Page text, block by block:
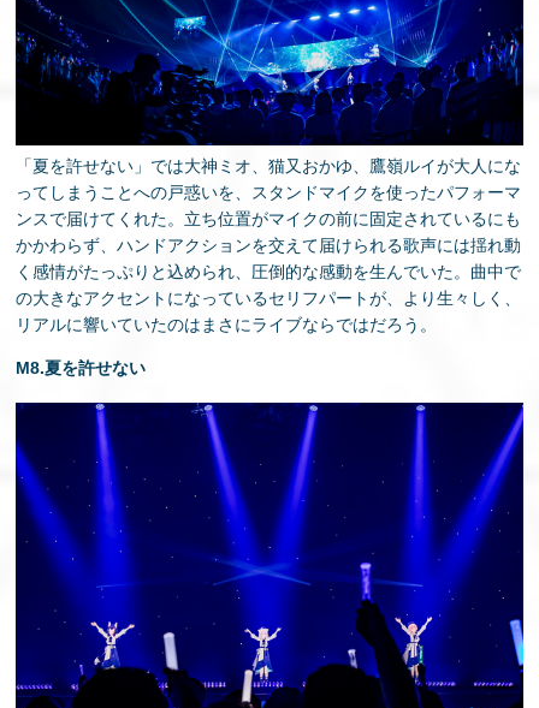
「夏を許せない」では大神ミオ、猫又おかゆ、鷹嶺ルイが大人にな
ってしまうことへの戸惑いを、スタンドマイクを使ったパフォーマ
ンスで届けてくれた。立ち位置がマイクの前に固定されているにも
かかわらず、ハンドアクションを交えて届けられる歌声には揺れ動
く感情がたっぷりと込められ、圧倒的な感動を生んでいた。曲中で
の大きなアクセントになっているセリフパートが、より生々しく、
リアルに響いていたのはまさにライブならではだろう。
M8.夏を許せない